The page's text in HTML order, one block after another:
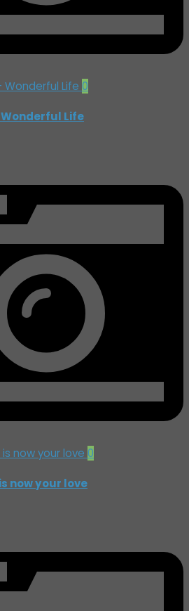
0
Wonderful Life
0
now your love